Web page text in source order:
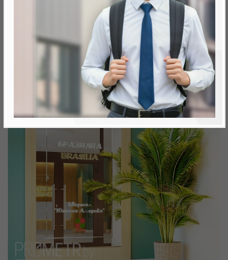
Минск, Октябрьский, ул. Н. Теслы
метро «Ковальская Слобода», 566 м